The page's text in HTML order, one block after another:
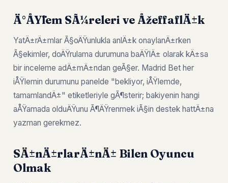
Ä°ÅŸlem SÃ¼releri ve ÅžeffaflÄ±k
YatÄ±rÄ±mlar Ã§oÄŸunlukla anlÄ±k onaylanÄ±rken
Ã§ekimler, doÄŸrulama durumuna baÄŸlÄ± olarak kÄ±sa
bir inceleme adÄ±mÄ±ndan geÃ§er. Madrid Bet her
iÅŸlemin durumunu panelde "bekliyor, iÅŸlemde,
tamamlandÄ±" etiketleriyle gÃ¶sterir; bakiyenin hangi
aÅŸamada olduÄŸunu Ã¶ÄŸrenmek iÃ§in destek hattÄ±na
yazman gerekmez.
SÄ±nÄ±rlarÄ±nÄ± Bilen Oyuncu
Olmak